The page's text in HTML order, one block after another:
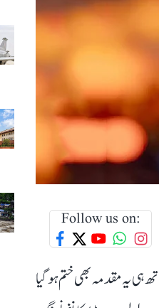
Follow us on:
یہ مقدمہ بھی ختم ہو گیا